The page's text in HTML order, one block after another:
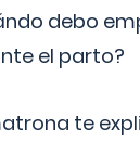
debo
el parto?
te